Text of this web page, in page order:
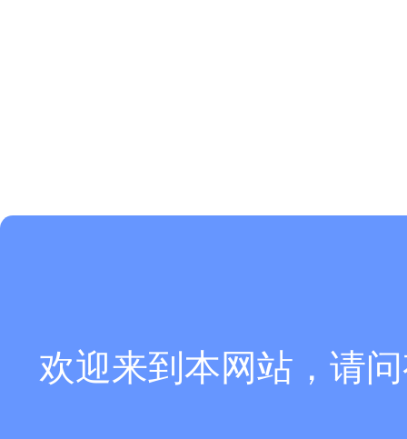
欢迎来到本网站，请